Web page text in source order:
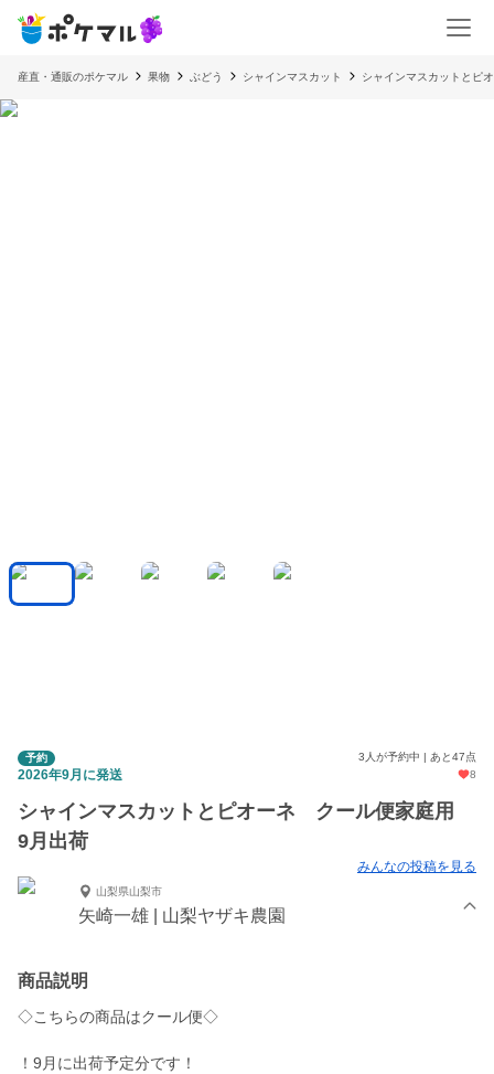
産直・通販のポケマル 果物 ぶどう シャインマスカット シャインマスカットと
予約 3人が予約中 | あと47点
2026年9月に発送 8
シャインマスカットとピオーネ クール便家庭用
9月出荷
みんなの投稿を見る
山梨県山梨市
矢崎一雄 | 山梨ヤザキ農園
商品説明
◇こちらの商品はクール便◇
！9月に出荷予定分です！